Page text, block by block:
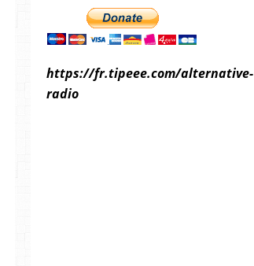
https://fr.tipeee.com/alternative-
radio